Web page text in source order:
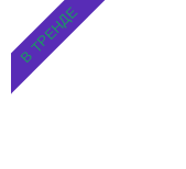
В ТРЕНДЕ